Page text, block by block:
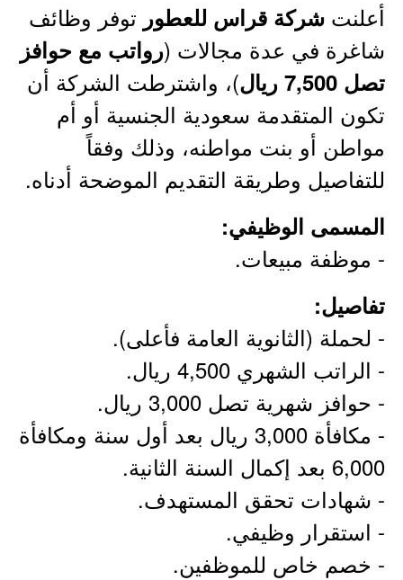
أعلنت شركة قراس للعطور توفر وظائف
شاغرة في عدة مجالات (رواتب مع حوافز
تصل 7,500 ريال
)، واشترطت الشركة أن
تكون المتقدمة سعودية الجنسية أو أم
مواطن أو بنت مواطنه، وذلك وفقاً
للتفاصيل وطريقة التقديم الموضحة أدناه.
المسمى الوظيفي:
- موظفة مبيعات.
تفاصيل:
- لحملة (الثانوية العامة فأعلى).
- الراتب الشهري 4,500 ريال.
- حوافز شهرية تصل 3,000 ريال.
- مكافأة 3,000 ريال بعد أول سنة ومكافأة
6,000 بعد إكمال السنة الثانية.
- شهادات تحقق المستهدف.
- استقرار وظيفي.
- خصم خاص للموظفين.